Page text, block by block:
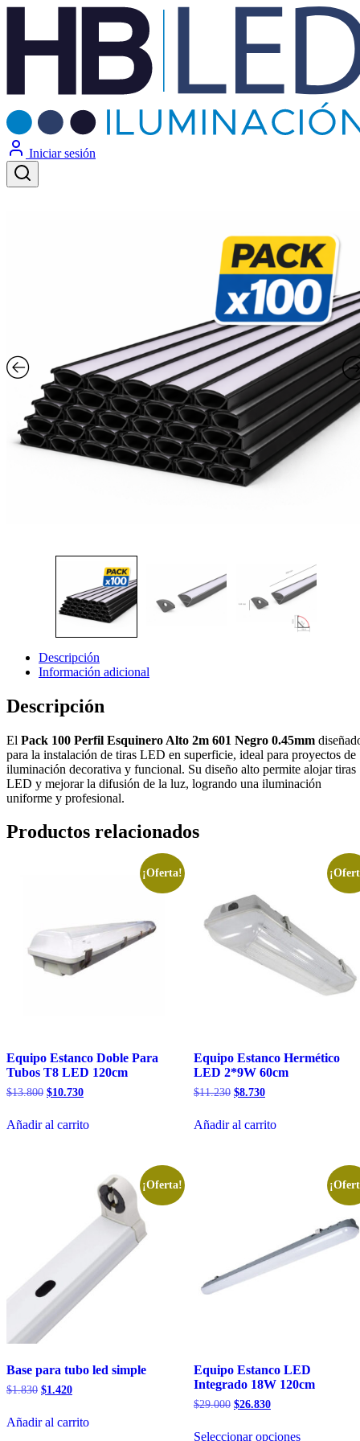
Iniciar sesión
Descripción
Información adicional
Descripción
El Pack 100 Perfil Esquinero Alto 2m 601 Negro 0.45mm
para la instalación de tiras LED en superficie, ideal para proyectos de
iluminación decorativa y funcional. Su diseño alto permite alojar tiras
LED y mejorar la difusión de la luz, logrando una iluminación
uniforme y profesional.
Productos relacionados
¡Oferta!
Equipo Estanco Doble Para
Tubos T8 LED 120cm
$13.800 El
original
era:
$10.730El
es:
Añadir al carrito
Equipo Estanco Hermético
LED 2*9W 60cm
$11.230 El
original
era:
$8.730El
actual
es:
Añadir al carrito
¡Oferta!
Base para tubo led simple
$1.830 El
original
era:
$1.420El
actual
es:
Añadir al carrito
Equipo Estanco LED
Integrado 18W 120cm
$29.000 El
$26.830El
actual
Seleccionar opcionesproducto